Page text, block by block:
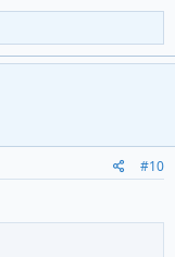
#10